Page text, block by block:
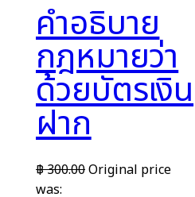
คำอธิบาย
กฎหมายว่า
ด้วยบัตรเงิน
ฝาก
฿300.00Original price
was: